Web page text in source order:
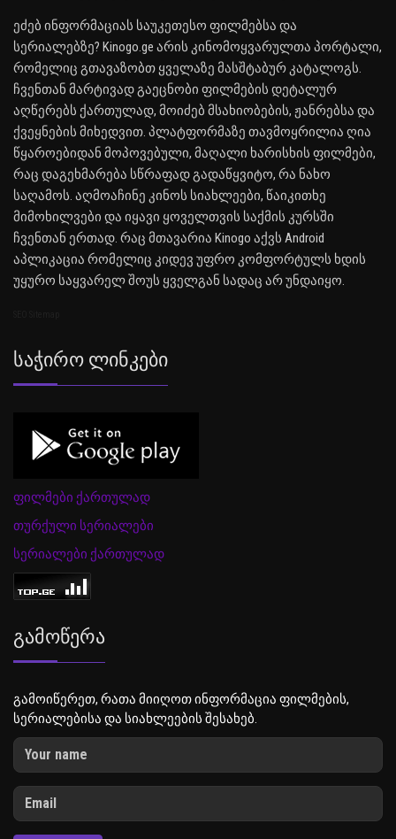
ეძებ ინფორმაციას საუკეთესო ფილმებსა და
სერიალებზე? Kinogo.ge არის კინომოყვარულთა პორტალი,
რომელიც გთავაზობთ ყველაზე მასშტაბურ კატალოგს.
ჩვენთან მარტივად გაეცნობი ფილმების დეტალურ
აღწერებს ქართულად, მოიძებ მსახიობების, ჟანრებსა და
ქვეყნების მიხედვით. პლატფორმაზე თავმოყრილია ღია
წყაროებიდან მოპოვებული, მაღალი ხარისხის ფილმები,
რაც დაგეხმარება სწრაფად გადაწყვიტო, რა ნახო
საღამოს. აღმოაჩინე კინოს სიახლეები, წაიკითხე
მიმოხილვები და იყავი ყოველთვის საქმის კურსში
ჩვენთან ერთად. რაც მთავარია Kinogo აქვს Android
აპლიკაცია რომელიც კიდევ უფრო კომფორტულს ხდის
უყურო საყვარელ შოუს ყველგან სადაც არ უნდაიყო.
Საჭირო Ლინკები
ფილმები ქართულად
თურქული სერიალები
სერიალები ქართულად
Გამოწერა
გამოიწერეთ, რათა მიიღოთ ინფორმაცია ფილმების,
სერიალებისა და სიახლეების შესახებ.